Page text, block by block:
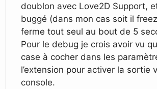
doublon avec Love2D Support,
buggé (dans mon cas soit il
ferme tout seul au bout de 5
Pour le debug je crois avoir vu
case à cocher dans les
l’extension pour activer la sortie
console.